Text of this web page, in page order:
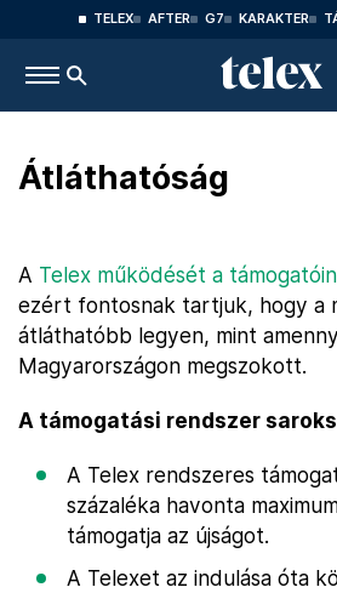
TELEX AFTER G7 KARAKTER
Átláthatóság
A Telex működését a
ezért fontosnak tartjuk, hogy a
átláthatóbb legyen, mint
Magyarországon megszokott.
A támogatási rendszer
A Telex rendszeres
százaléka havonta
támogatja az újságot.
A Telexet az indulása óta